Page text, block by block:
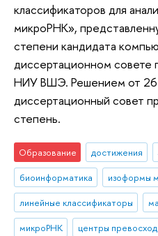
классификаторов для
микроРНК»,
степени кандидата
диссертационном совете
НИУ ВШЭ. Решением от 26
диссертационный совет
степень.
Образование достижения
биоинформатика
изоформы
линейные классификаторы
микроРНК
центры